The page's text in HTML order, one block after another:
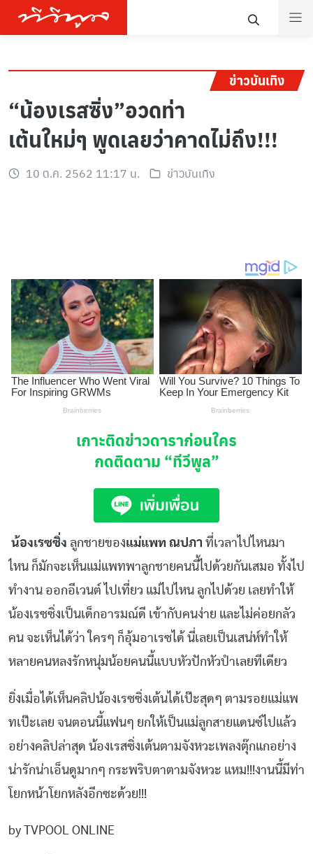
ข่าวบันเทิง
“น้องเรสซิ่ง”อวดท่า
เต้นใหม่ๆ พูดเลยว่าคาดไม่ถึง!!!
10 ต.ค. 2562 11:17 น. ข่าวบันเทิง
เกาะติดข่าวดาราก่อนใคร
กดติดตาม “ทีวีพูล”
น้องเรซซิ่ง ลูกชายของแม่แพท ณปภา ที่เวลาไปไหนมา
ไหน ก็มักจะเห็นแม่แพทพาลูกชายคนนี้ไปด้วยกันเสมอ ทั้งไป
ทำงาน ออกอีเวนต์ ไปเที่ยว แม่ไปไหน ลูกไปด้วย เลยทำให้
น้องเรซซิ่งเป็นเด็กอารมณ์ดี เข้ากับคนง่าย และไม่ค่อยกลัว
คน จะเห็นได้ว่า ใครๆ ก็อุ้มอาเรซได้ นี่เลยเป็นเสน่ห์ทำให้
หลายคนหลงรักหนุ่มน้อยคนนี้แบบหัวปักหัวปำเลยทีเดียว
ยิ่งเมื่อได้เห็นคลิปน้องเรซซิ่งเต้นได้เป๊ะสุดๆ ตามรอยแม่แพ
ทเป๊ะเลย จนตอนนี้แฟนๆ ยกให้เป็นแม่ลูกสายแดนซ์ไปแล้ว
อย่างคลิปล่าสุด น้องเรสซิ่งเต้นตามจังหวะเพลงตุ๊กแกอย่าง
น่ารักน่าเอ็นดูมากๆ กระพริบตาตามจังหวะ แหม!!!งานนี้มีท่า
โยกหน้าโยกหลังอีกซะด้วย!!!
by TVPOOL ONLINE